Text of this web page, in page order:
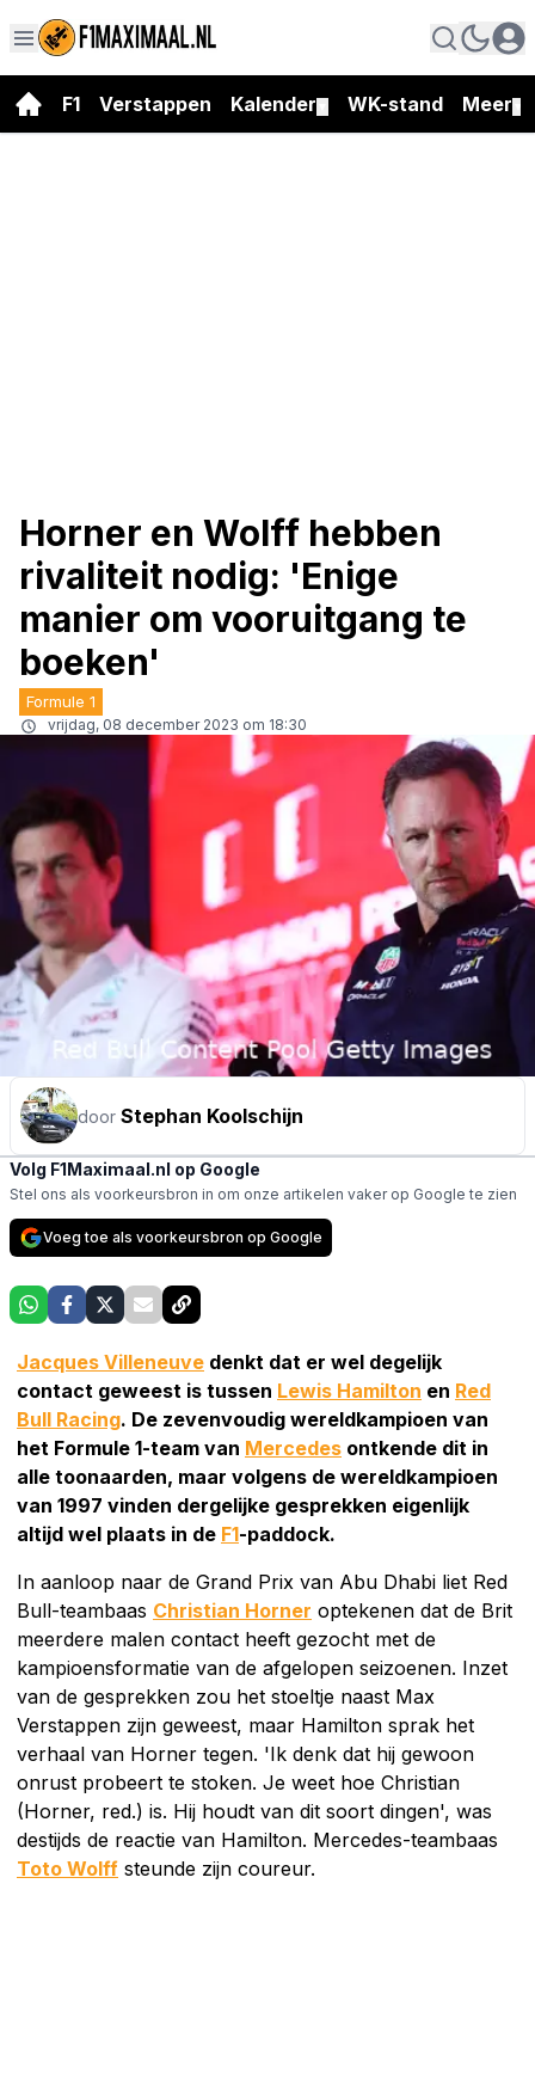
F1 Verstappen Kalender WK-stand Meer
Horner en Wolff hebben
rivaliteit nodig: 'Enige
manier om vooruitgang te
boeken'
Formule 1
vrijdag, 08 december 2023 om 18:30
door Stephan Koolschijn
Volg F1Maximaal.nl op Google
Stel ons als voorkeursbron in om onze artikelen vaker op Google te zien
Voeg toe als voorkeursbron op Google
Jacques Villeneuve denkt dat er wel degelijk
contact geweest is tussen Lewis Hamilton en Red
Bull Racing. De zevenvoudig wereldkampioen van
het Formule 1-team van Mercedes ontkende dit in
alle toonaarden, maar volgens de wereldkampioen
van 1997 vinden dergelijke gesprekken eigenlijk
altijd wel plaats in de F1-paddock.
In aanloop naar de Grand Prix van Abu Dhabi liet Red
Bull-teambaas Christian Horner optekenen dat de Brit
meerdere malen contact heeft gezocht met de
kampioensformatie van de afgelopen seizoenen. Inzet
van de gesprekken zou het stoeltje naast Max
Verstappen zijn geweest, maar Hamilton sprak het
verhaal van Horner tegen. 'Ik denk dat hij gewoon
onrust probeert te stoken. Je weet hoe Christian
(Horner, red.) is. Hij houdt van dit soort dingen', was
destijds de reactie van Hamilton. Mercedes-teambaas
Toto Wolff steunde zijn coureur.